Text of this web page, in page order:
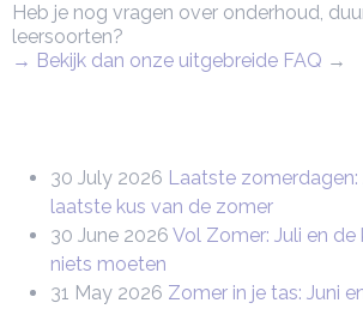
Heb je nog vragen over onderhoud,
leersoorten?
→ Bekijk dan onze uitgebreide FAQ →
30 July 2026 Laatste
laatste kus van de zomer
30 June 2026 Vol Zomer: Juli en
niets moeten
31 May 2026 Zomer in je tas: Juni